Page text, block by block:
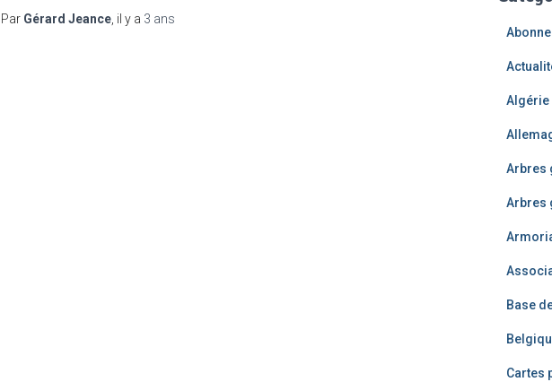
Par Gérard Jeance, il y a 3 ans
Algérie
Arbres
Arbres
Base
Cartes